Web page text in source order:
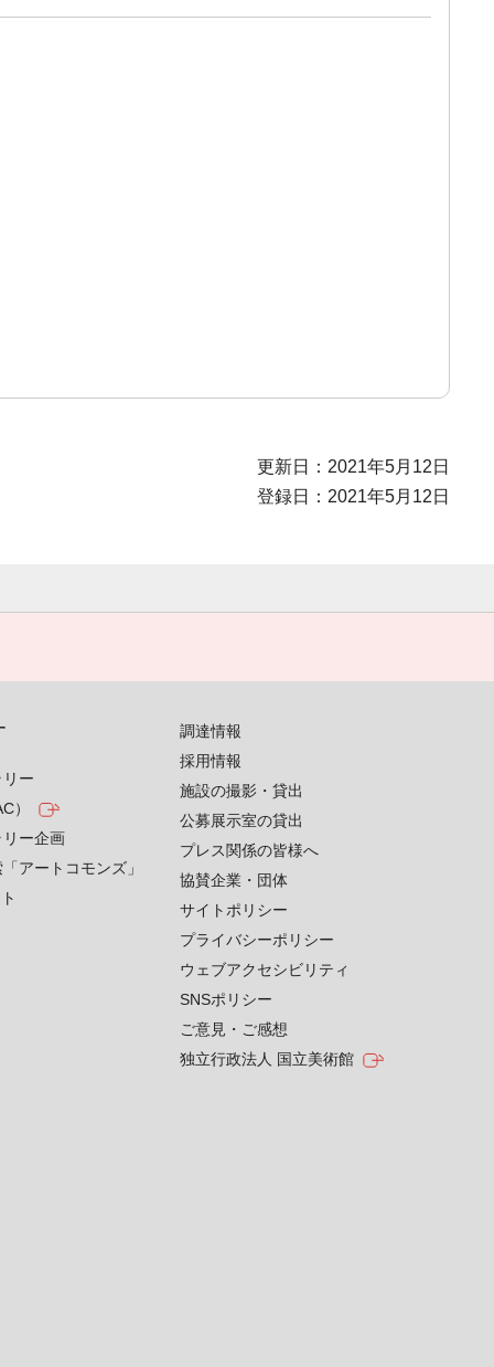
更新日：2021年5月12日
登録日：2021年5月12日
ー
）
ー企画
アートコモンズ」
調達情報
採用情報
施設の撮影・貸出
公募展示室の貸出
プレス関係の皆様へ
協賛企業・団体
サイトポリシー
プライバシーポリシー
ウェブアクセシビリティ
SNSポリシー
ご意見・ご感想
独立行政法人 国立美術館